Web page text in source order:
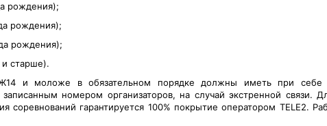
рождения);
рождения);
рождения);
старше).
Ж14 и моложе в обязательном порядке должны иметь при себе
номером организаторов, на случай экстренной связи.
соревнований гарантируется 100% покрытие оператором